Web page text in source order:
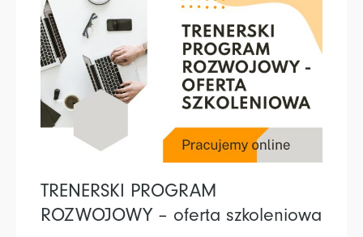
TRENERSKI PROGRAM
ROZWOJOWY – oferta szkoleniowa